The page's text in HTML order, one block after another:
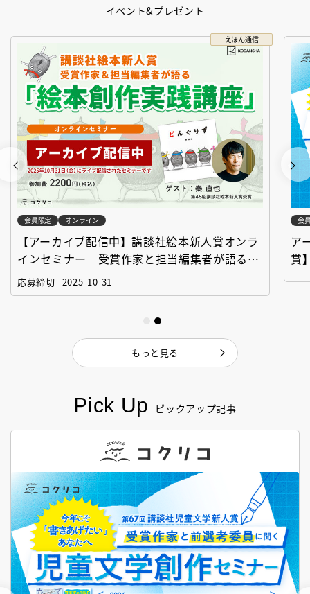
Pick Up ピックアップ記事
イベント&プレゼント
えほん通信
会員限定 オンライン
【アーカイブ配信中】講談社絵本新人賞オンラ
インセミナー 受賞作家と担当編集者が語る
「絵本創作実践講座」
応募締切 2025-10-31
会
ア
賞
もっと見る